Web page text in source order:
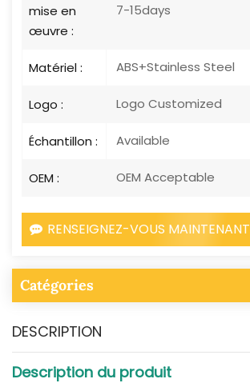
mise en
œuvre :
7-15days
Matériel : ABS+Stainless Steel
Logo : Logo Customized
Échantillon : Available
OEM : OEM Acceptable
RENSEIGNEZ-VOUS MAINTENANT
Catégories
DESCRIPTION
Description du produit